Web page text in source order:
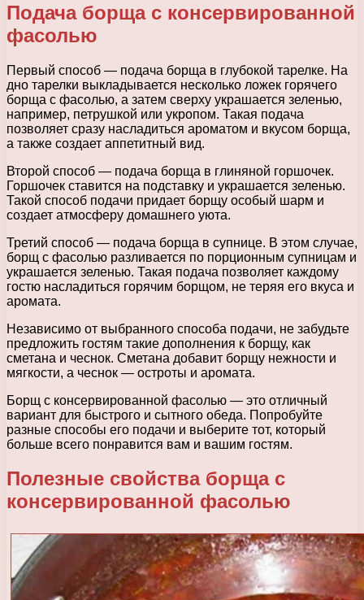
Подача борща с консервированной
фасолью
Первый способ — подача борща в глубокой тарелке. На
дно тарелки выкладывается несколько ложек горячего
борща с фасолью, а затем сверху украшается зеленью,
например, петрушкой или укропом. Такая подача
позволяет сразу насладиться ароматом и вкусом борща,
а также создает аппетитный вид.
Второй способ — подача борща в глиняной горшочек.
Горшочек ставится на подставку и украшается зеленью.
Такой способ подачи придает борщу особый шарм и
создает атмосферу домашнего уюта.
Третий способ — подача борща в супнице. В этом случае,
борщ с фасолью разливается по порционным супницам и
украшается зеленью. Такая подача позволяет каждому
гостю насладиться горячим борщом, не теряя его вкуса и
аромата.
Независимо от выбранного способа подачи, не забудьте
предложить гостям такие дополнения к борщу, как
сметана и чеснок. Сметана добавит борщу нежности и
мягкости, а чеснок — остроты и аромата.
Борщ с консервированной фасолью — это отличный
вариант для быстрого и сытного обеда. Попробуйте
разные способы его подачи и выберите тот, который
больше всего понравится вам и вашим гостям.
Полезные свойства борща с
консервированной фасолью